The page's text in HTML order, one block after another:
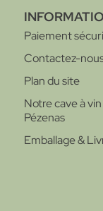
Paiement
Contactez-
Plan du site
Notre cave à
Pézenas
Emballage &